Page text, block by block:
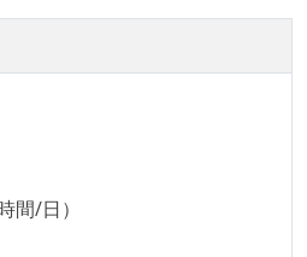
有しており、日常的に実施して
動的にリグレッションテスト
導入して、メンバーが常に確
間/日）